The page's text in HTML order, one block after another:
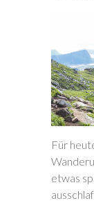
Für
etwas